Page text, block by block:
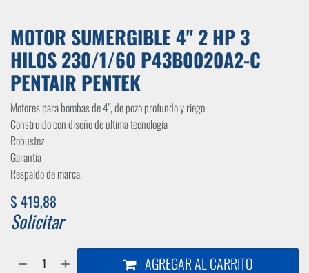
MOTOR SUMERGIBLE 4" 2 HP 3
HILOS 230/1/60 P43B0020A2-C
PENTAIR PENTEK
Motores para bombas de 4", de pozo profundo y riego
Construido con diseño de ultima tecnología
Robustez
Garantía
Respaldo de marca,
$ 419,88
Solicitar
AGREGAR AL CARRITO